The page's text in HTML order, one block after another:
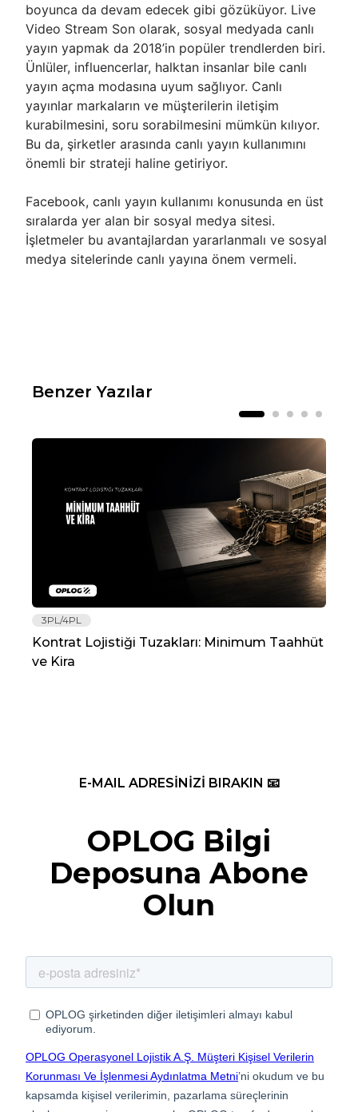
boyunca da devam edecek gibi gözüküyor. Live
Video Stream Son olarak, sosyal medyada canlı
yayın yapmak da 2018’in popüler trendlerden biri.
Ünlüler, influencerlar, halktan insanlar bile canlı
yayın açma modasına uyum sağlıyor. Canlı
yayınlar markaların ve müşterilerin iletişim
kurabilmesini, soru sorabilmesini mümkün kılıyor.
Bu da, şirketler arasında canlı yayın kullanımını
önemli bir strateji haline getiriyor.
Facebook, canlı yayın kullanımı konusunda en üst
sıralarda yer alan bir sosyal medya sitesi.
İşletmeler bu avantajlardan yararlanmalı ve sosyal
medya sitelerinde canlı yayına önem vermeli.
Benzer Yazılar
3PL/4PL
Kontrat Lojistiği Tuzakları: Minimum Taahhüt
ve Kira
E-MAIL ADRESİNİZİ BIRAKIN 📧
OPLOG Bilgi
Deposuna Abone
Olun